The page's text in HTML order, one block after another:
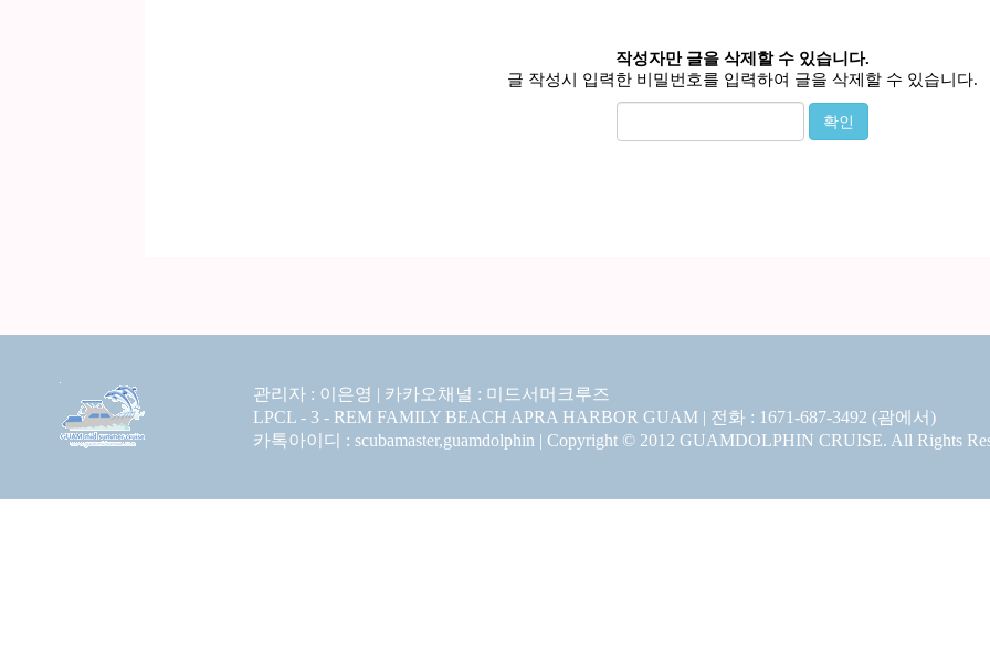
작성자만 글을 삭제할 수 있습니다.
글 작성시 입력한 비밀번호를 입력하여 글을 삭제할 수 있습니다.
관리자 : 이은영 | 카카오채널 : 미드서머크루즈
LPCL - 3 - REM FAMILY BEACH APRA HARBOR GUAM | 전화 : 1671-687-3492 (괌에서)
카톡아이디 : scubamaster,guamdolphin | Copyright © 2012 GUAMDOLPHIN CRUISE. All Rights